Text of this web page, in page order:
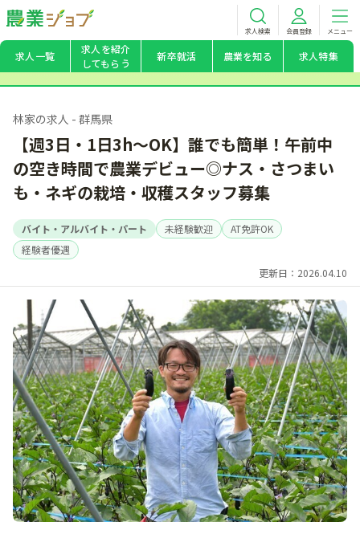
求人検索 会員登録 メニュー
求人一覧
求人を紹介
してもらう
新卒就活 農業を知る 求人特集
林家の求人 - 群馬県
【週3日・1日3h～OK】誰でも簡単！午前中
の空き時間で農業デビュー◎ナス・さつまい
も・ネギの栽培・収穫スタッフ募集
バイト・アルバイト・パート 未経験歓迎
AT免許OK
経験者優遇
更新日：2026.04.10